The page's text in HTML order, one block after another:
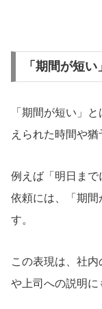
「期間が短
「期間が短い」
えられた時間や猶
例えば「明日まで
依頼には、「期間
す。
この表現は、社
や上司への説明に